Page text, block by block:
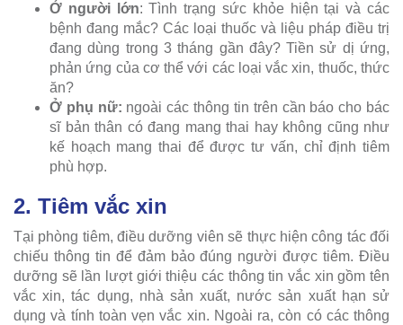
Ở người lớn: Tình trạng sức khỏe hiện tại và các
bệnh đang mắc? Các loại thuốc và liệu pháp điều trị
đang dùng trong 3 tháng gần đây? Tiền sử dị ứng,
phản ứng của cơ thể với các loại vắc xin, thuốc, thức
ăn?
Ở phụ nữ: ngoài các thông tin trên cần báo cho bác
sĩ bản thân có đang mang thai hay không cũng như
kế hoạch mang thai để được tư vấn, chỉ định tiêm
phù hợp.
2. Tiêm vắc xin
Tại phòng tiêm, điều dưỡng viên sẽ thực hiện công tác đối
chiếu thông tin để đảm bảo đúng người được tiêm. Điều
dưỡng sẽ lần lượt giới thiệu các thông tin vắc xin gồm tên
vắc xin, tác dụng, nhà sản xuất, nước sản xuất hạn sử
dụng và tính toàn vẹn vắc xin. Ngoài ra, còn có các thông